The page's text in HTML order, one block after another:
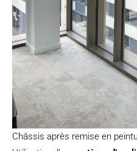
Châssis après remise en